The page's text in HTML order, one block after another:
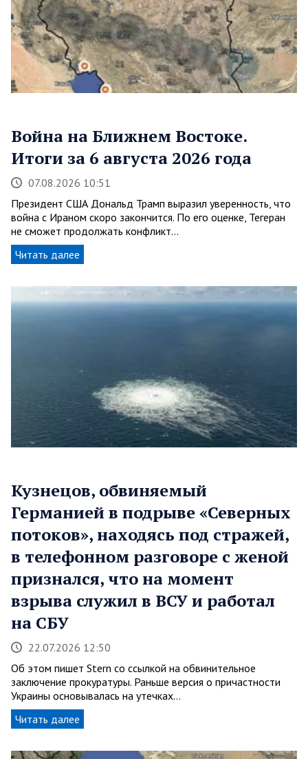
Война на Ближнем Востоке.
Итоги за 6 августа 2026 года
07.08.2026 10:51
Президент США Дональд Трамп выразил уверенность, что
война с Ираном скоро закончится. По его оценке, Тегеран
не сможет продолжать конфликт…
Читать далее
Кузнецов, обвиняемый
Германией в подрыве «Северных
потоков», находясь под стражей,
в телефонном разговоре с женой
признался, что на момент
взрыва служил в ВСУ и работал
на СБУ
22.07.2026 12:50
Об этом пишет Stern со ссылкой на обвинительное
заключение прокуратуры. Раньше версия о причастности
Украины основывалась на утечках…
Читать далее